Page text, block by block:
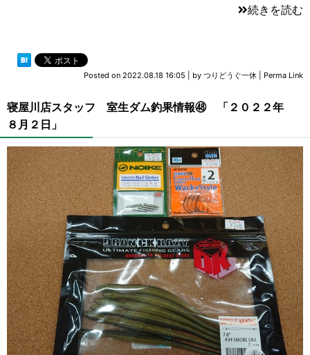
続きを読む
Posted on 2022.08.18 16:05 by つりどうぐ一休 Perma Link
寝屋川店スタッフ 室生ダム釣果情報㊽ 「２０２２年
８月２日」